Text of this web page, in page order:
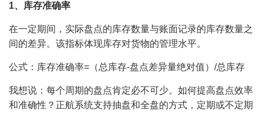
1、库存准确率
在一定期间，实际盘点的库存数量与账面记录的库存数量之
间的差异。该指标体现库存对货物的管理水平。
公式：库存准确率=（总库存-盘点差异量绝对值）/总库存
我想说：每个周期的盘点肯定必不可少。如何提高盘点效率
和准确性？正航系统支持抽盘和全盘的方式，定期或不定期